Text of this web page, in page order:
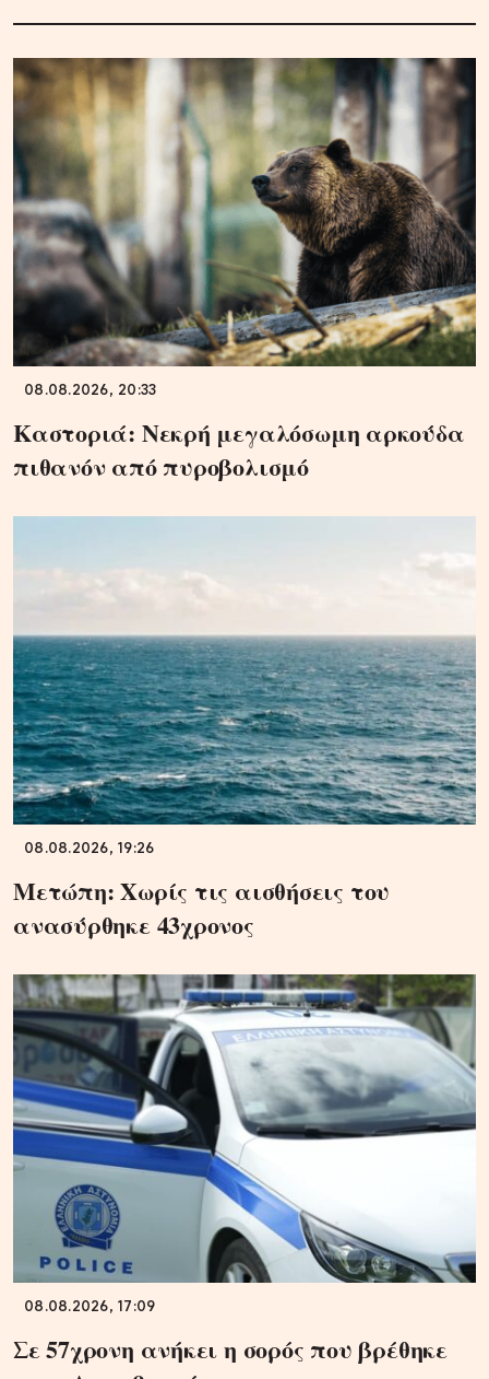
08.08.2026, 20:33
Καστοριά: Νεκρή μεγαλόσωμη αρκούδα
πιθανόν από πυροβολισμό
08.08.2026, 19:26
Μετώπη: Χωρίς τις αισθήσεις του
ανασύρθηκε 43χρονος
08.08.2026, 17:09
Σε 57χρονη ανήκει η σορός που βρέθηκε